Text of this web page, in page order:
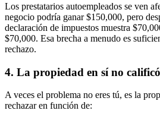
Los prestatarios autoempleados se ven
negocio podría ganar $150,000, pero
declaración de impuestos muestra
$70,000. Esa brecha a menudo es
rechazo.
4. La propiedad en sí no calificó
A veces el problema no eres tú, es la
rechazar en función de: